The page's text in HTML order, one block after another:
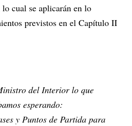
cual se aplicarán en lo
previstos en el Capítulo II
del Interior lo que
esperando:
y Puntos de Partida para